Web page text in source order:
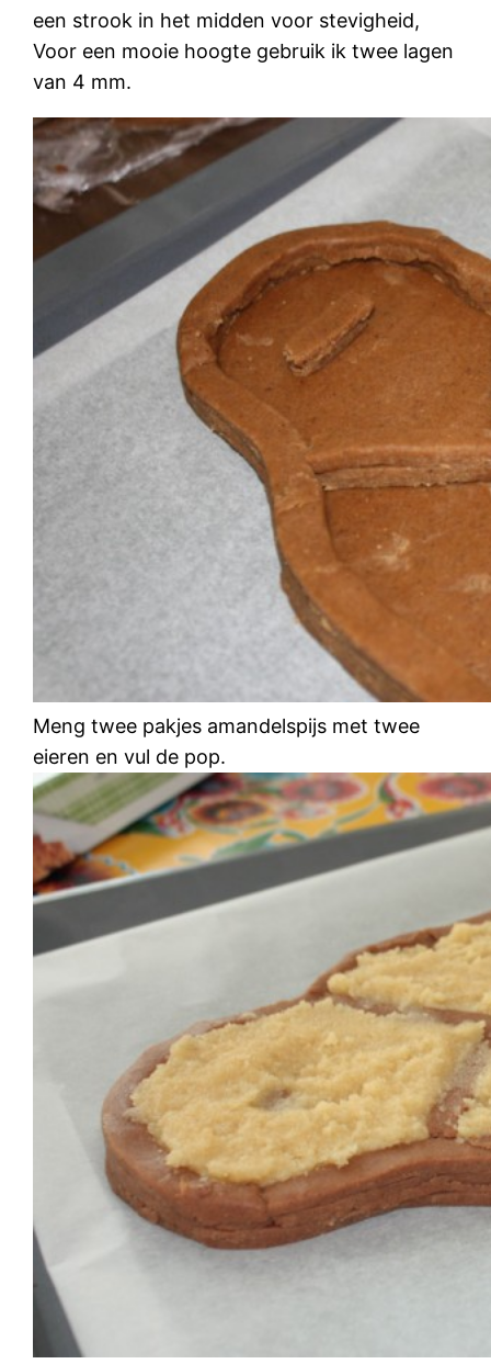
een strook in het midden voor stevigheid,
Voor een mooie hoogte gebruik ik twee lagen
van 4 mm.
Meng twee pakjes amandelspijs met twee
eieren en vul de pop.